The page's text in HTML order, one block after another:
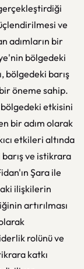
ve
adımların bir
bölgedeki
bölgedeki barış
öneme sahip.
etkisini
bir adım olarak
etkileri altında
ve istikrara
Şara ile
ilişkilerin
artırılması
rolünü ve
katkı